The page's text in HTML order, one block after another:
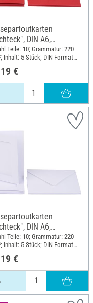
DIN A6,
m², 10-tlg., Rot
Teile: 10; Grammatur: 220
Inhalt: 5 Stück; DIN Format
€
DIN A6,
m², 10-tlg., Weiß
Teile: 10; Grammatur: 220
Inhalt: 5 Stück; DIN Format
€